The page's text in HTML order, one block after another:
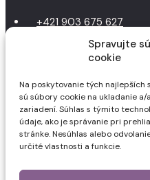
Spravujte
cookie
Na poskytovanie tých najlepších
sú súbory cookie na ukladanie
zariadení. Súhlas s týmito
údaje, ako je správanie pri
stránke. Nesúhlas alebo
určité vlastnosti a funkcie.
+421 903 675 627
lemur@lemur.sk
Navštívte nás
LEMUR, s.r.o.
Narcisová 4, 040 11